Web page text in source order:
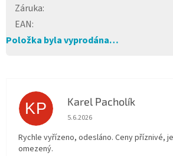
Záruka:
EAN:
Položka byla vyprodána…
KP Karel Pacholík
Hodnocení obchodu je 4 z 5
5.6.2026
Rychle vyřízeno, odesláno. Ceny příznivé,
omezený.